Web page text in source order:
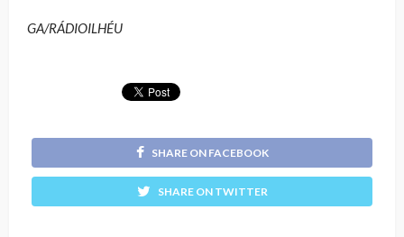
GA/RÁDIOILHÉU
SHARE ON FACEBOOK
SHARE ON TWITTER